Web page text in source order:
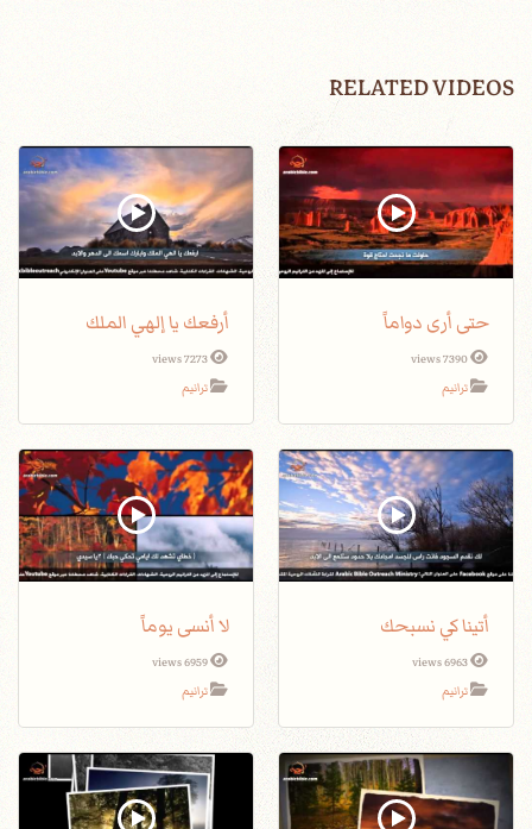
RELATED VIDEOS
حتى أرى دواماً
7390 views
ترانيم
أرفعك يا إلهي الملك
7273 views
ترانيم
أتينا كي نسبحك
6963 views
ترانيم
لا أنسى يوماً
6959 views
ترانيم